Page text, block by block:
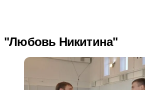
"Любовь Никитина"